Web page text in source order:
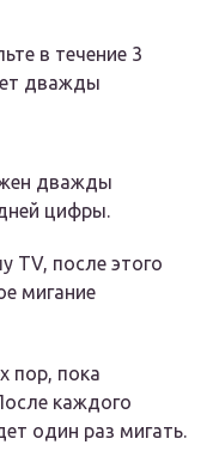
в течение 3
дважды
дважды
цифры.
TV, после этого
мигание
пор, пока
каждого
один раз мигать.